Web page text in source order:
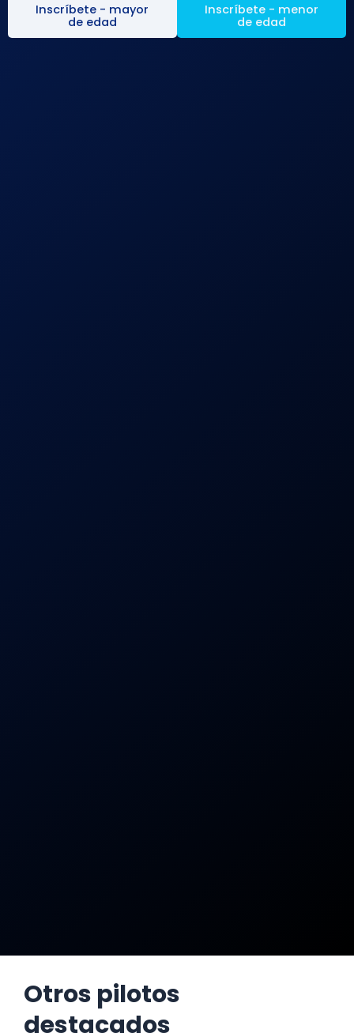
Inscríbete - mayor
de edad
Inscríbete - menor
de edad
Otros pilotos
destacados